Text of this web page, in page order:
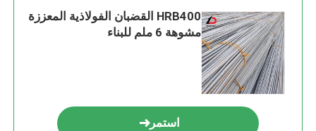
HRB400 القضبان الفولاذية المعززة
مشوهة 6 ملم للبناء
استمر